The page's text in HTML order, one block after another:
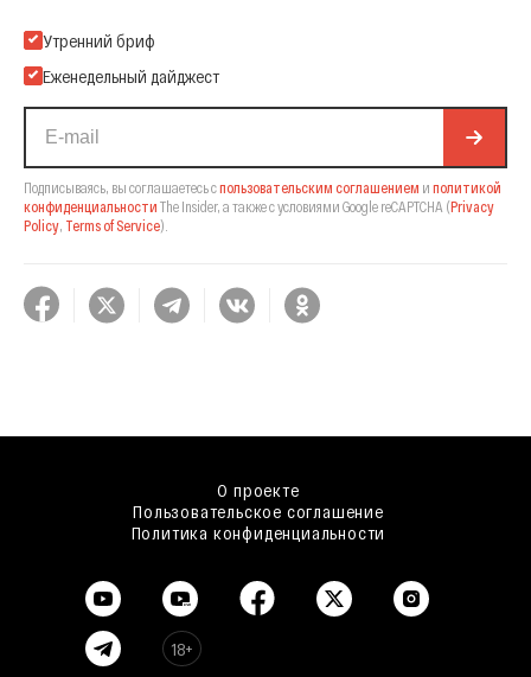
Подпишитесь на нашу Email-рассылку
Утренний бриф
Еженедельный дайджест
Подписываясь, вы соглашаетесь спользовательским соглашением и политикой
конфиденциальности The Insider, а также с условиями Google reCAPTCHA (Privacy
Policy Terms of Service).
О проекте
Пользовательское соглашение
Политика конфиденциальности
18+